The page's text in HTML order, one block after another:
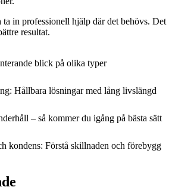
in professionell hjälp där det behövs. Det
resultat.
blick på olika typer
Hållbara lösningar med lång livslängd
– så kommer du igång på bästa sätt
kondens: Förstå skillnaden och förebygg